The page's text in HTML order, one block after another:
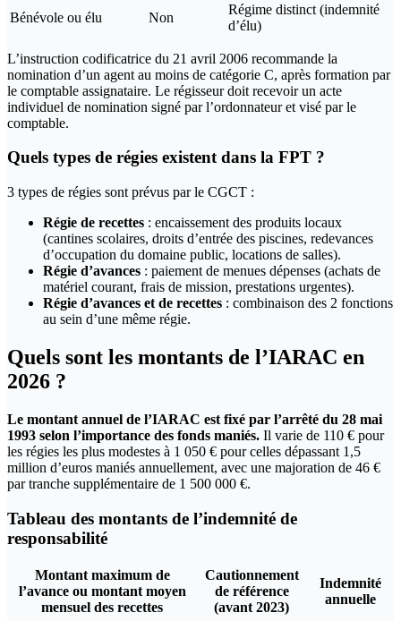
Bénévole ou élu
Non
Régime distinct (indemnité
d’élu)
L’instruction codificatrice du 21 avril 2006 recommande la
nomination d’un agent au moins de catégorie C, après formation par
le comptable assignataire. Le régisseur doit recevoir un acte
individuel de nomination signé par l’ordonnateur et visé par le
comptable.
Quels types de régies existent dans la FPT ?
3 types de régies sont prévus par le CGCT :
Régie de recettes : encaissement des produits locaux
(cantines scolaires, droits d’entrée des piscines, redevances
d’occupation du domaine public, locations de salles).
Régie d’avances : paiement de menues dépenses (achats de
matériel courant, frais de mission, prestations urgentes).
Régie d’avances et de recettes : combinaison des 2 fonctions
au sein d’une même régie.
Quels sont les montants de l’IARAC en
2026 ?
Le montant annuel de l’IARAC est fixé par l’arrêté du 28 mai
1993 selon l’importance des fonds maniés. Il varie de 110 € pour
les régies les plus modestes à 1 050 € pour celles dépassant 1,5
million d’euros maniés annuellement, avec une majoration de 46 €
par tranche supplémentaire de 1 500 000 €.
Tableau des montants de l’indemnité de
responsabilité
Montant maximum de
l’avance ou montant moyen
mensuel des recettes
Cautionnement
de référence
(avant 2023)
Indemnité
annuelle